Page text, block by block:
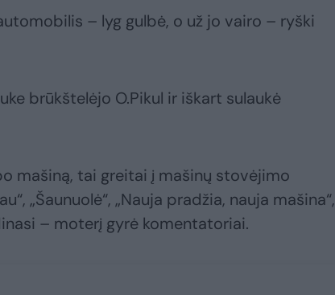
– lyg gulbė, o už jo vairo – ryški
brūkštelėjo O.Pikul ir iškart sulaukė
mašiną, tai greitai į mašinų stovėjimo
„Šaunuolė“, „Nauja pradžia, nauja mašina“,
– moterį gyrė komentatoriai.